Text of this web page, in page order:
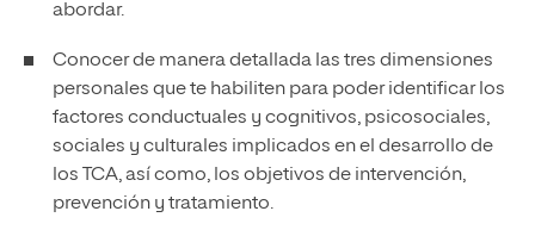
abordar.
Conocer de manera detallada las tres dimensiones
personales que te habiliten para poder identificar los
factores conductuales y cognitivos, psicosociales,
sociales y culturales implicados en el desarrollo de
los TCA, así como, los objetivos de intervención,
prevención y tratamiento.